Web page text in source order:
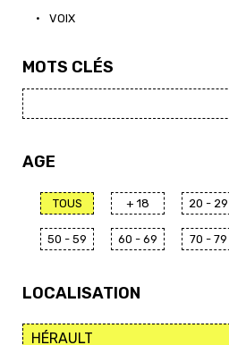
• VOIX
MOTS CLÉS
AGE
TOUS + 18 20 - 29
50 - 59 60 - 69 70 - 79
LOCALISATION